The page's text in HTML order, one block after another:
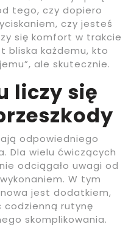
tego, czy dopiero
czy jesteś
się komfort w trakcie
bliska każdemu, kto
ale skutecznie.
liczy się
odpowiedniego
Dla wielu ćwiczących
odciągało uwagi od
W tym
jest dodatkiem,
codzienną rutynę
skomplikowania.